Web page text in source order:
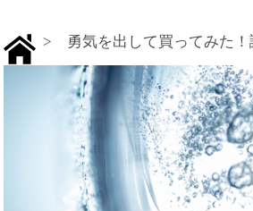
> 勇気を出して買ってみた！